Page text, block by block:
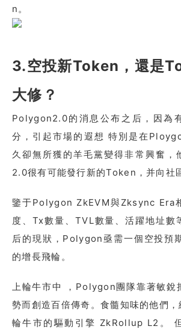
n。
3.空投新Token，還是
大修？
Polygon2.0的消息公布之后，因為
分，引起市場的遐想 特別是在
久卻無所獲的羊毛黨變得非常興奮
2.0很有可能發行新的Token，并向社
鑒于Polygon ZkEVM與Zksync Era
度、Tx數量、TVL數量、活躍地址數
后的現狀，Polygon亟需一個空投預
的增長飛輪。
上輪牛市中 ，Polygon團隊靠著敏銳
勢而創造百倍傳奇。食髓知味的他們
輪牛市的驅動引擎 ZkRollup L2。